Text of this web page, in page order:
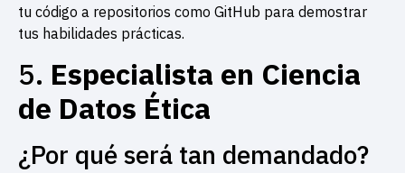
tu código a repositorios como GitHub para demostrar
tus habilidades prácticas.
5. Especialista en Ciencia
de Datos Ética
¿Por qué será tan demandado?